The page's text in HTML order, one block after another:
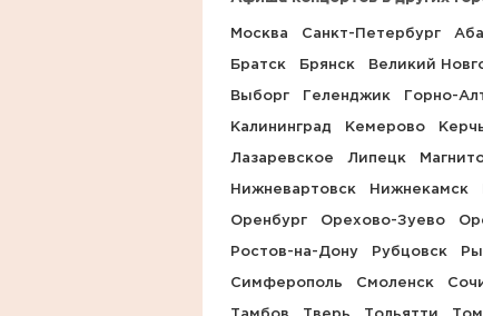
Москва Санкт-Петербург
Братск Брянск Великий
Выборг Геленджик Горно-
Калининград Кемерово
Лазаревское Липецк
Нижневартовск Нижнекамск
Оренбург Орехово-Зуево
Ростов-на-Дону Рубцовск
Симферополь Смоленск